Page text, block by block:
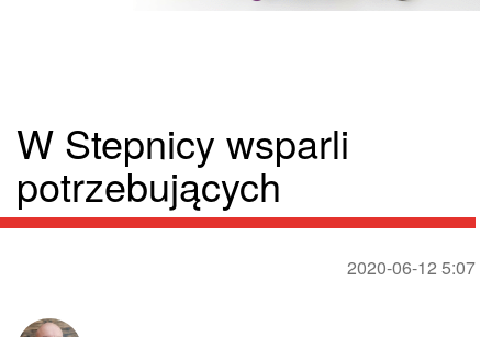
W Stepnicy wsparli
potrzebujących
2020-06-12 5:07